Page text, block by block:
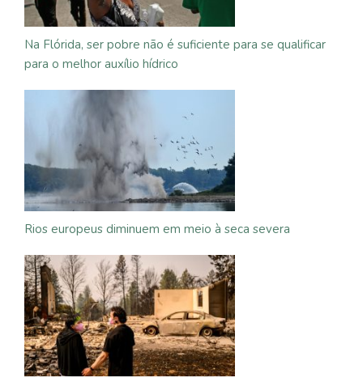
Na Flórida, ser pobre não é suficiente para se qualificar
para o melhor auxílio hídrico
Rios europeus diminuem em meio à seca severa